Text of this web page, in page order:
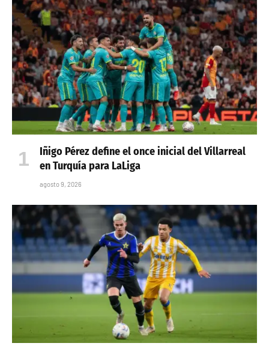
Iñigo Pérez define el once inicial del Villarreal
en Turquía para LaLiga
agosto 9, 2026